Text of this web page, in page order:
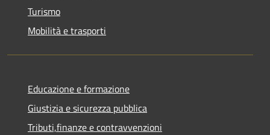
Turismo
Mobilità e trasporti
Educazione e formazione
Giustizia e sicurezza pubblica
Tributi,finanze e contravvenzioni